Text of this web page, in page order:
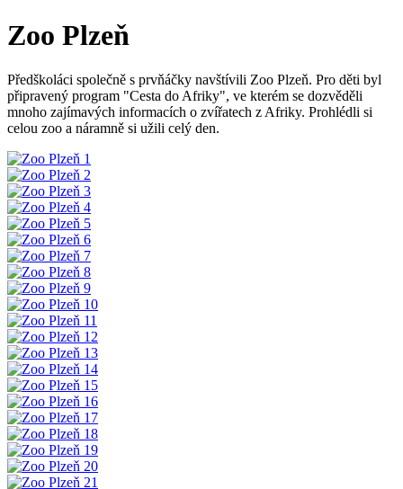
Zoo Plzeň
Předškoláci společně s prvňáčky navštívili Zoo Plzeň. Pro děti byl
připravený program "Cesta do Afriky", ve kterém se dozvěděli
mnoho zajímavých informacích o zvířatech z Afriky. Prohlédli si
celou zoo a náramně si užili celý den.